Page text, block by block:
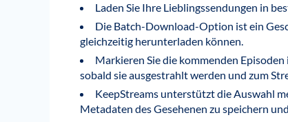
Laden Sie Ihre Lieblingssendungen in
Die Batch-Download-Option ist ein
gleichzeitig herunterladen können.
Markieren Sie die kommenden
sobald sie ausgestrahlt werden und zum
KeepStreams unterstützt die Auswahl
Metadaten des Gesehenen zu speichern